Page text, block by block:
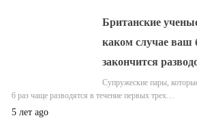
Британские
каком случае ваш
закончится
Супружеские пары,
6 раз чаще разводятся в течение первых трех…
5 лет ago